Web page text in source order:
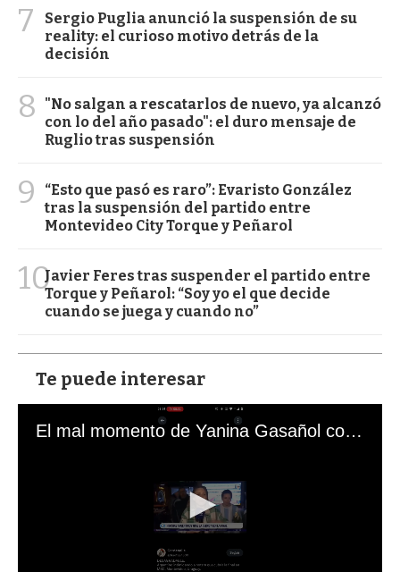
7
Sergio Puglia anunció la suspensión de su
reality: el curioso motivo detrás de la
decisión
8
"No salgan a rescatarlos de nuevo, ya alcanzó
con lo del año pasado": el duro mensaje de
Ruglio tras suspensión
9
“Esto que pasó es raro”: Evaristo González
tras la suspensión del partido entre
Montevideo City Torque y Peñarol
10Javier Feres tras suspender el partido entre
Torque y Peñarol: “Soy yo el que decide
cuando se juega y cuando no”
Te puede interesar
El mal momento de Yanina Gasañol con un hincha argentino en "Subrayado"